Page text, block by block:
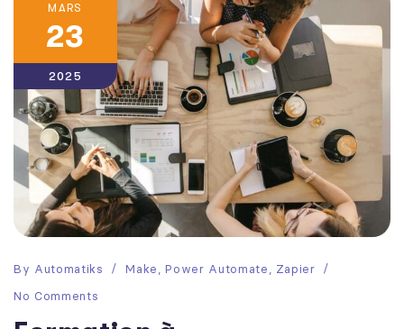
MARS
23
2025
By Automatiks Make Power Automate
Zapier
No Comments